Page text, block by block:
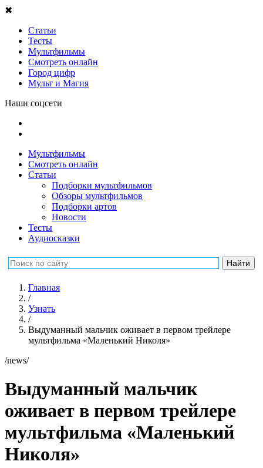
✖
Статьи
Тесты
Мультфильмы
Смотреть онлайн
Город цифр
Мульт и Магия
Наши соцсети
Мультфильмы
Смотреть онлайн
Статьи
Подборки мультфильмов
Обзоры мультфильмов
Подборки артов
Новости
Тесты
Аудиосказки
Главная
/
Узнать
/
Выдуманный мальчик оживает в первом трейлере
мультфильма «Маленький Николя»
/news/
Выдуманный мальчик
оживает в первом трейлере
мультфильма «Маленький
Николя»